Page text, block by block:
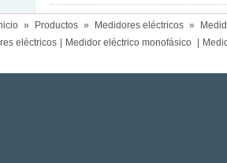
» Productos » Medidores eléctricos »
eléctricos Medidor eléctrico monofásico